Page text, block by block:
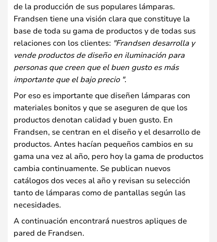
de la producción de sus populares lámparas.
Frandsen tiene una visión clara que constituye la
base de toda su gama de productos y de todas sus
relaciones con los clientes: "Frandsen desarrolla y
vende productos de diseño en iluminación para
personas que creen que el buen gusto es más
importante que el bajo precio ".
Por eso es importante que diseñen lámparas con
materiales bonitos y que se aseguren de que los
productos denotan calidad y buen gusto. En
Frandsen, se centran en el diseño y el desarrollo de
productos. Antes hacían pequeños cambios en su
gama una vez al año, pero hoy la gama de productos
cambia continuamente. Se publican nuevos
catálogos dos veces al año y revisan su selección
tanto de lámparas como de pantallas según las
necesidades.
A continuación encontrará nuestros apliques de
pared de Frandsen.